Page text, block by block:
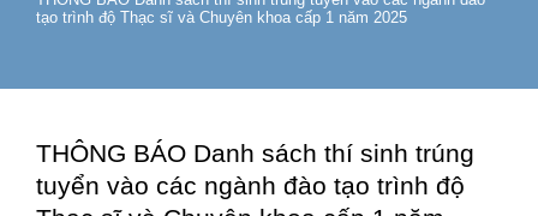
tạo trình độ Thạc sĩ và Chuyên khoa cấp 1 năm 2025
THÔNG BÁO Danh sách thí sinh trúng
tuyển vào các ngành đào tạo trình độ